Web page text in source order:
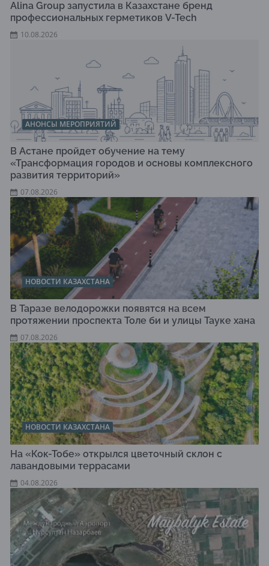
Alina Group запустила в Казахстане бренд
профессиональных герметиков V-Tech
10.08.2026
АНОНСЫ МЕРОПРИЯТИЙ
В Астане пройдет обучение на тему
«Трансформация городов и основы комплексного
развития территорий»
07.08.2026
НОВОСТИ КАЗАХСТАНА
В Таразе велодорожки появятся на всем
протяжении проспекта Толе би и улицы Тауке хана
07.08.2026
НОВОСТИ КАЗАХСТАНА
На «Кок-Тобе» открылся цветочный склон с
лавандовыми террасами
04.08.2026